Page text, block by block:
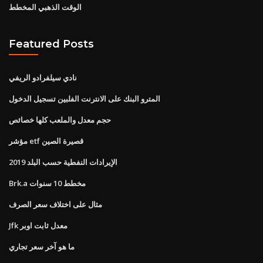
الوقت الذهبي المخطط
Featured Posts
نادي سيلفرادو الريفي
المترو البنك على الانترنت الفلبين تسجيل الدخول
حجم معدل والملعب كلها خصائص
مؤشر etf قصيرة الصين
الإيرادات النفطية حسب البلد 2019
Brk.a مخطط 10 سنوات
مثال على اختلاف سعر الصرف
Jfk معدل ثابت اوبر
ما هو آخر سعر تجاري